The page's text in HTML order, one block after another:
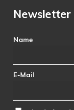
Newsletter
Name
E-Mail